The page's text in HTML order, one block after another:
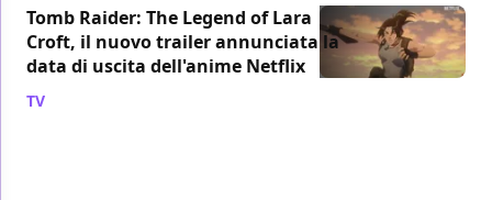
Tomb Raider: The Legend of Lara
Croft, il nuovo trailer annunciata la
data di uscita dell'anime Netflix
TV